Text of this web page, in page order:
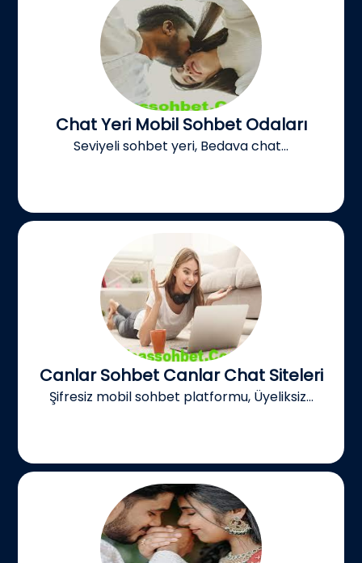
Chat Yeri Mobil Sohbet Odaları
Seviyeli sohbet yeri, Bedava chat...
Canlar Sohbet Canlar Chat Siteleri
Şifresiz mobil sohbet platformu, Üyeliksiz...